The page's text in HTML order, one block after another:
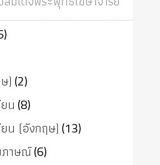
) (2)
น (8)
น (อังกฤษ) (13)
าษณ์(6)